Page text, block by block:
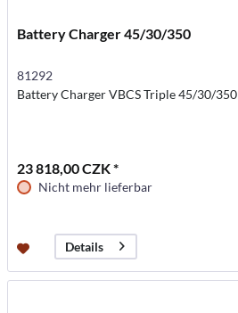
Battery Charger 45/30/350
81292
Battery Charger VBCS Triple 45/30/350
23 818,00 CZK *
Nicht mehr lieferbar
Details